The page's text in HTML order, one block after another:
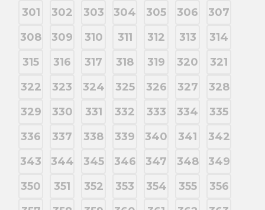
301
302 303 304 305 306
307
308
309 310 311 312 313
314
315
316 317 318 319 320
321
322
323 324 325 326 327
328
329
330 331 332 333 334
335
336
337 338 339 340 341
342
343
344 345 346 347 348
349
350
351 352 353 354 355
356